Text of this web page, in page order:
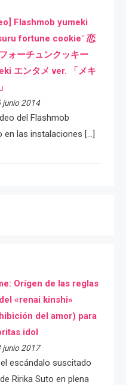
Flashmob yumeki
fortune cookie" 恋
ォーチュンクッキー
エンタメ ver. 「メキ
junio 2014
del Flashmob
en las instalaciones […]
Orígen de las reglas
«renai kinshi»
del amor) para
idol
junio 2017
escándalo suscitado
Ririka Suto en plena